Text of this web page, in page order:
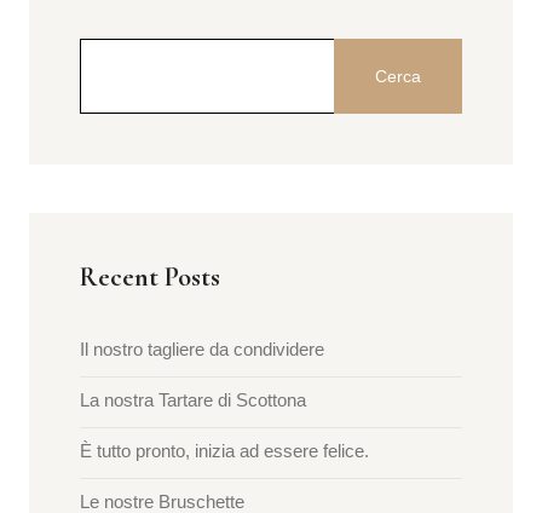
Cerca
Recent Posts
Il nostro tagliere da condividere
La nostra Tartare di Scottona
È tutto pronto, inizia ad essere felice.
Le nostre Bruschette